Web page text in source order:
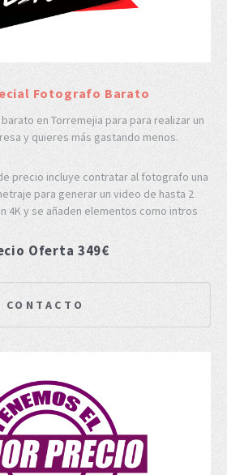
Fotografo Barato
en Torremejia para para realizar un
y quieres más gastando menos.
precio incluye contratar al fotografo una
para generar un video de hasta 2
4K y se añaden elementos como intros
Oferta 349€
CONTACTO